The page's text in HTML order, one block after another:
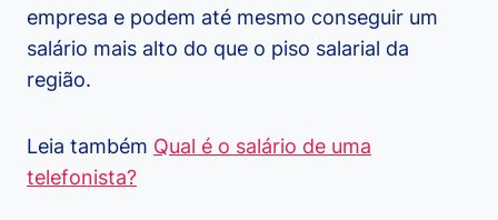
empresa e podem até mesmo conseguir um
salário mais alto do que o piso salarial da
região.
Leia também Qual é o salário de uma
telefonista?